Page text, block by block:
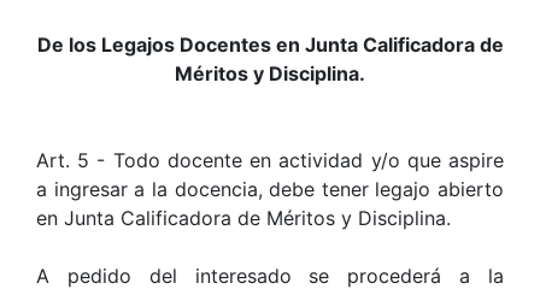
De los Legajos Docentes en Junta Calificadora de
Méritos y Disciplina.
Art. 5 - Todo docente en actividad y/o que aspire
a ingresar a la docencia, debe tener legajo abierto
en Junta Calificadora de Méritos y Disciplina.
A pedido del interesado se procederá a la